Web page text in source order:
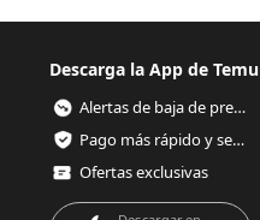
Descarga la App de Temu
Alertas de baja de precios
Pago más rápido y seguro
Ofertas exclusivas